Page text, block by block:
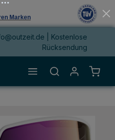
| Kostenlose
Rücksendung